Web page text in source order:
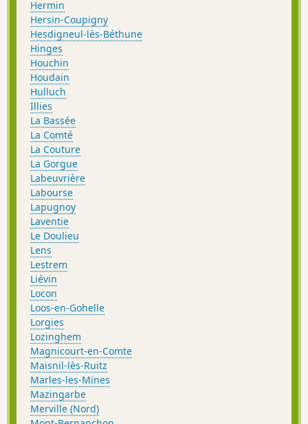
Hermin
Hersin-Coupigny
Hesdigneul-lès-Béthune
Hinges
Houchin
Houdain
Hulluch
Illies
La Bassée
La Comté
La Couture
La Gorgue
Labeuvrière
Labourse
Lapugnoy
Laventie
Le Doulieu
Lens
Lestrem
Liévin
Locon
Loos-en-Gohelle
Lorgies
Lozinghem
Magnicourt-en-Comte
Maisnil-lès-Ruitz
Marles-les-Mines
Mazingarbe
Merville (Nord)